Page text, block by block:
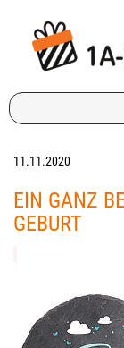
Hauptinhalt
springen
Ich
suche
Geschenk
11.11.2020
EIN GANZ
GEBURT